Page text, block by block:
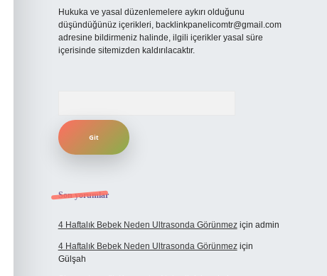
Hukuka ve yasal düzenlemelere aykırı olduğunu
düşündüğünüz içerikleri, backlinkpanelicomtr@gmail.com
adresine bildirmeniz halinde, ilgili içerikler yasal süre
içerisinde sitemizden kaldırılacaktır.
Son yorumlar
4 Haftalık Bebek Neden Ultrasonda Görünmeziçin admin
4 Haftalık Bebek Neden Ultrasonda Görünmeziçin
Gülşah